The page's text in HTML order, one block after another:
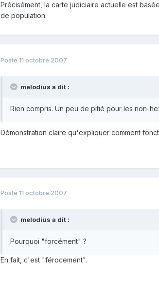
Précisément, la carte judiciaire actuelle est
de population.
Posté 11 octobre 2007
melodius a dit :
Rien compris. Un peu de pitié pour les non-
Démonstration claire qu'expliquer comment
Posté 11 octobre 2007
melodius a dit :
Pourquoi "forcément" ?
En fait, c'est "férocement".